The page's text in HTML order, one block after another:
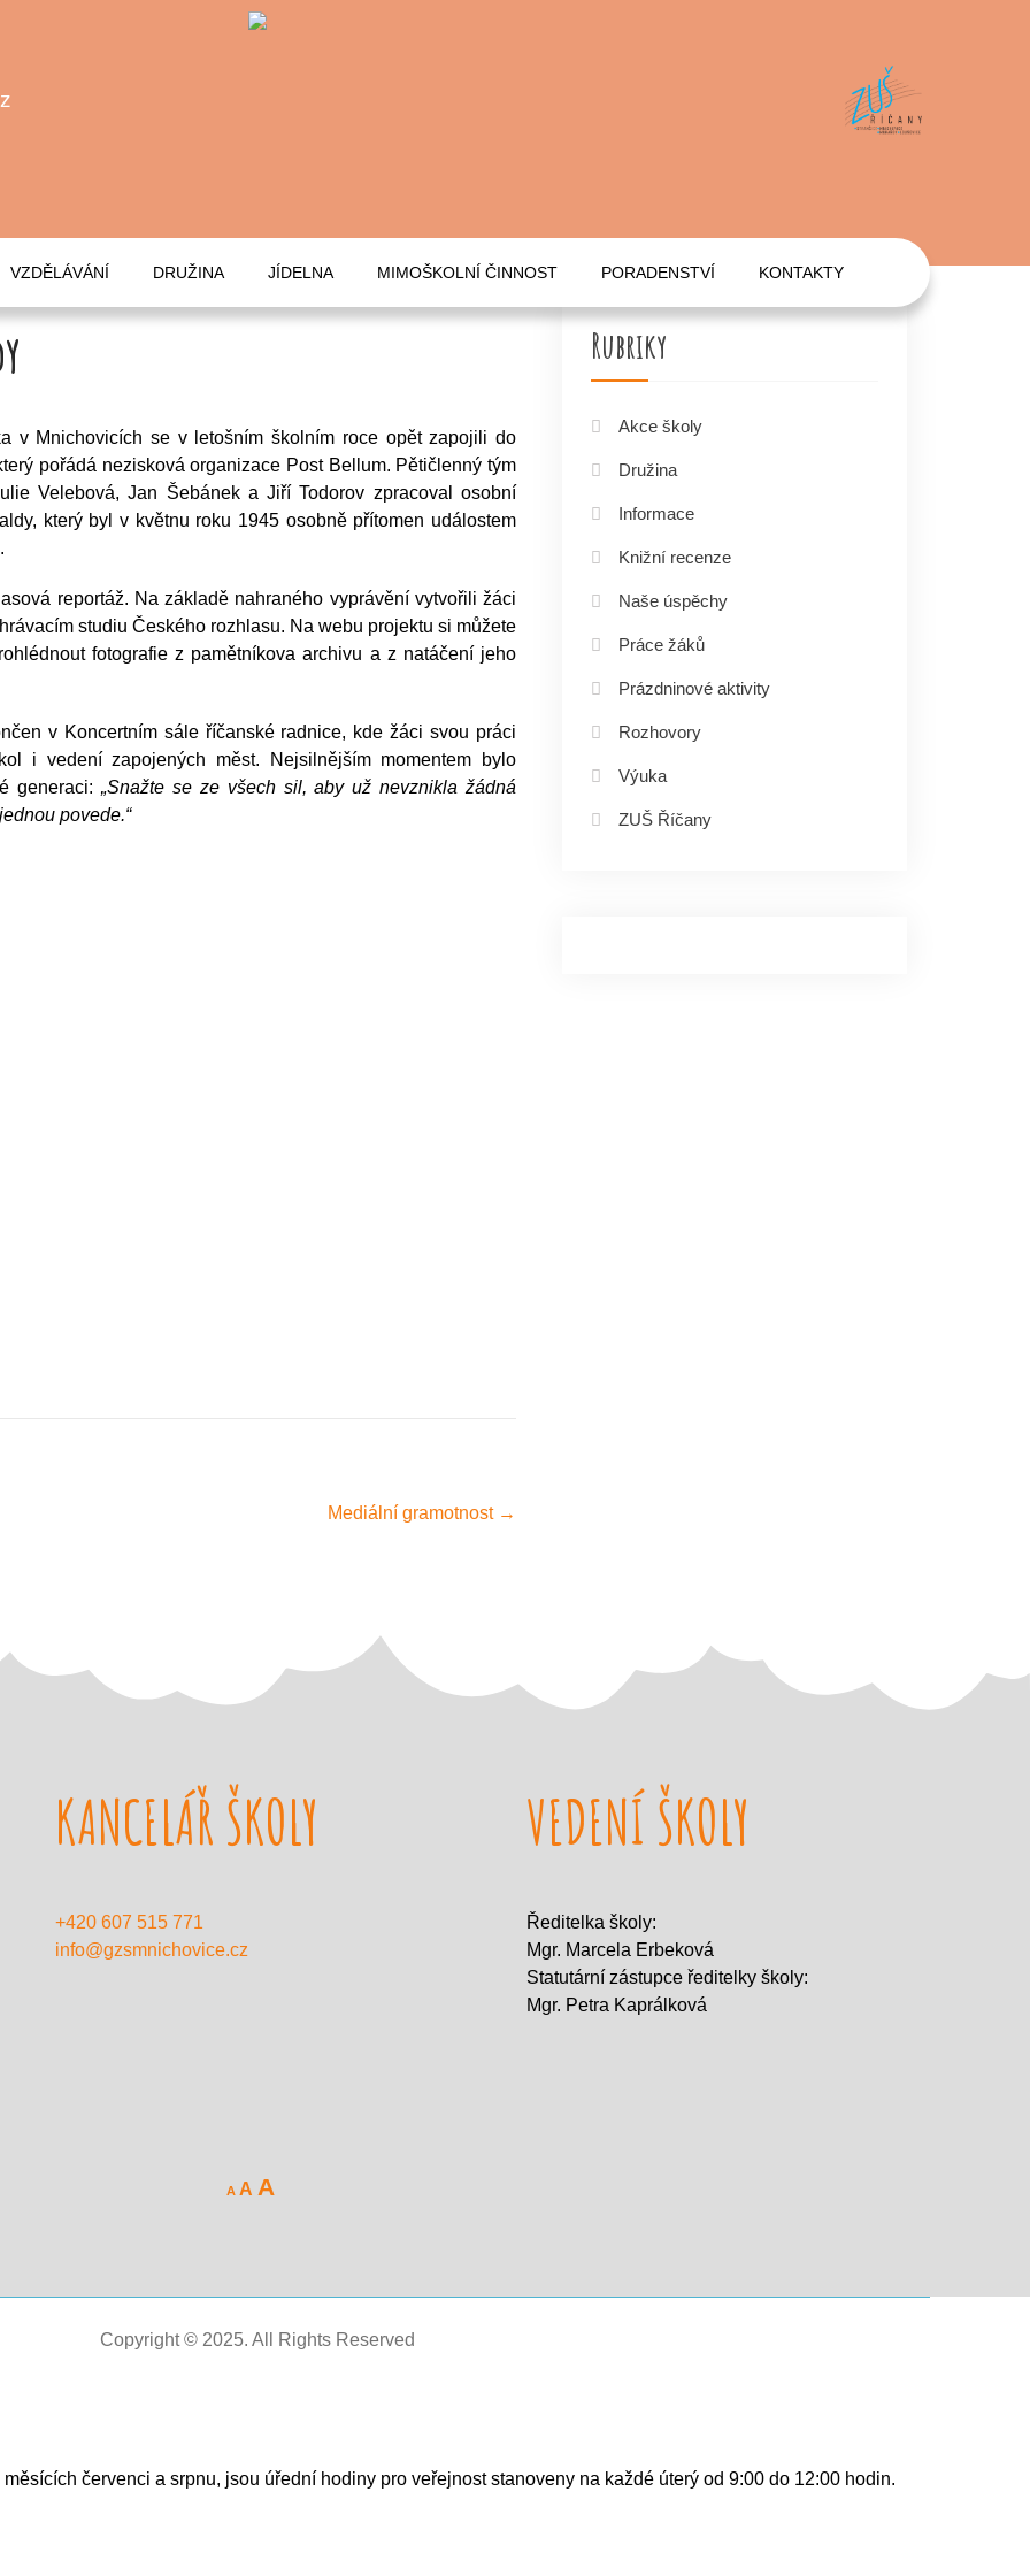
VZDĚLÁVÁNÍ DRUŽINA JÍDELNA MIMOŠKOLNÍ ČINNOST PORADENSTVÍ KONTAKTY
v Mnichovicích se v letošním školním roce opět zapojili do
pořádá nezisková organizace Post Bellum. Pětičlenný tým
Velebová, Jan Šebánek a Jiří Todorov zpracoval osobní
který byl v květnu roku 1945 osobně přítomen událostem
reportáž. Na základě nahraného vyprávění vytvořili žáci
studiu Českého rozhlasu. Na webu projektu si můžete
fotografie z pamětníkova archivu a z natáčení jeho
v Koncertním sále říčanské radnice, kde žáci svou práci
i vedení zapojených měst. Nejsilnějším momentem bylo
generaci:„Snažte se ze všech sil, aby už nevznikla žádná
povede.“
Mediální gramotnost →
Rubriky
Akce školy
Družina
Informace
Knižní recenze
Naše úspěchy
Práce žáků
Prázdninové aktivity
Rozhovory
Výuka
ZUŠ Říčany
KANCELÁŘ ŠKOLY
+420 607 515 771
info@gzsmnichovice.cz
VEDENÍ ŠKOLY
Ředitelka školy:
Mgr. Marcela Erbeková
Statutární zástupce ředitelky školy:
Mgr. Petra Kaprálková
A Decrease
A Reset
A
Copyright © 2025. All Rights Reserved
červenci a srpnu, jsou úřední hodiny pro veřejnost stanoveny na každé úterý od 9:00 do 12:00 hodin.